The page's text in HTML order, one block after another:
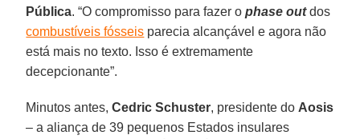
Pública. “O compromisso para fazer ophase outdos
combustíveis fósseis parecia alcançável e agora não
está mais no texto. Isso é extremamente
decepcionante”.
Minutos antes,Cedric Schuster, presidente do Aosis
– a aliança de 39 pequenos Estados insulares